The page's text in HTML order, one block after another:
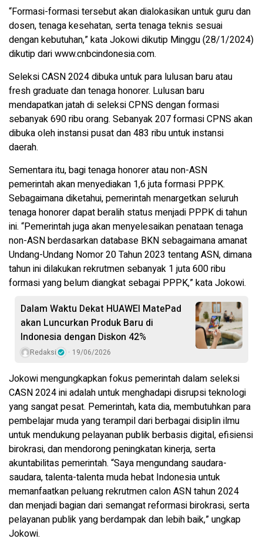
“Formasi-formasi tersebut akan dialokasikan untuk guru dan
dosen, tenaga kesehatan, serta tenaga teknis sesuai
dengan kebutuhan,” kata Jokowi dikutip Minggu (28/1/2024)
dikutip dari www.cnbcindonesia.com.
Seleksi CASN 2024 dibuka untuk para lulusan baru atau
fresh graduate dan tenaga honorer. Lulusan baru
mendapatkan jatah di seleksi CPNS dengan formasi
sebanyak 690 ribu orang. Sebanyak 207 formasi CPNS akan
dibuka oleh instansi pusat dan 483 ribu untuk instansi
daerah.
Sementara itu, bagi tenaga honorer atau non-ASN
pemerintah akan menyediakan 1,6 juta formasi PPPK.
Sebagaimana diketahui, pemerintah menargetkan seluruh
tenaga honorer dapat beralih status menjadi PPPK di tahun
ini. “Pemerintah juga akan menyelesaikan penataan tenaga
non-ASN berdasarkan database BKN sebagaimana amanat
Undang-Undang Nomor 20 Tahun 2023 tentang ASN, dimana
tahun ini dilakukan rekrutmen sebanyak 1 juta 600 ribu
formasi yang belum diangkat sebagai PPPK,” kata Jokowi.
Dalam Waktu Dekat HUAWEI MatePad
akan Luncurkan Produk Baru di
Indonesia dengan Diskon 42%
Redaksi 19/06/2026
Jokowi mengungkapkan fokus pemerintah dalam seleksi
CASN 2024 ini adalah untuk menghadapi disrupsi teknologi
yang sangat pesat. Pemerintah, kata dia, membutuhkan para
pembelajar muda yang terampil dari berbagai disiplin ilmu
untuk mendukung pelayanan publik berbasis digital, efisiensi
birokrasi, dan mendorong peningkatan kinerja, serta
akuntabilitas pemerintah. “Saya mengundang saudara-
saudara, talenta-talenta muda hebat Indonesia untuk
memanfaatkan peluang rekrutmen calon ASN tahun 2024
dan menjadi bagian dari semangat reformasi birokrasi, serta
pelayanan publik yang berdampak dan lebih baik,” ungkap
Jokowi.